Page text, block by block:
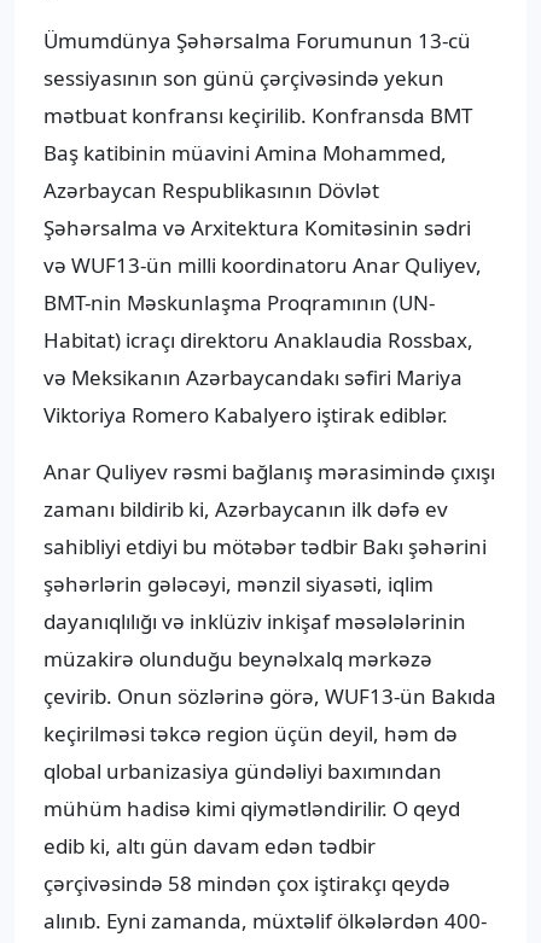
Ümumdünya Şəhərsalma Forumunun 13-cü
sessiyasının son günü çərçivəsində yekun
mətbuat konfransı keçirilib. Konfransda BMT
Baş katibinin müavini Amina Mohammed,
Azərbaycan Respublikasının Dövlət
Şəhərsalma və Arxitektura Komitəsinin sədri
və WUF13-ün milli koordinatoru Anar Quliyev,
BMT-nin Məskunlaşma Proqramının (UN-
Habitat) icraçı direktoru Anaklaudia Rossbax,
və Meksikanın Azərbaycandakı səfiri Mariya
Viktoriya Romero Kabalyero iştirak ediblər.
Anar Quliyev rəsmi bağlanış mərasimində çıxışı
zamanı bildirib ki, Azərbaycanın ilk dəfə ev
sahibliyi etdiyi bu mötəbər tədbir Bakı şəhərini
şəhərlərin gələcəyi, mənzil siyasəti, iqlim
dayanıqlılığı və inklüziv inkişaf məsələlərinin
müzakirə olunduğu beynəlxalq mərkəzə
çevirib. Onun sözlərinə görə, WUF13-ün Bakıda
keçirilməsi təkcə region üçün deyil, həm də
qlobal urbanizasiya gündəliyi baxımından
mühüm hadisə kimi qiymətləndirilir. O qeyd
edib ki, altı gün davam edən tədbir
çərçivəsində 58 mindən çox iştirakçı qeydə
alınıb. Eyni zamanda, müxtəlif ölkələrdən 400-